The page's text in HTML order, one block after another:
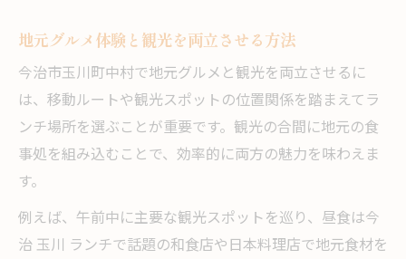
地元グルメ体験と観光を両立させる方法
今治市玉川町中村で地元グルメと観光を両立させるに
は、移動ルートや観光スポットの位置関係を踏まえてラ
ンチ場所を選ぶことが重要です。観光の合間に地元の食
事処を組み込むことで、効率的に両方の魅力を味わえま
す。
例えば、午前中に主要な観光スポットを巡り、昼食は今
治 玉川 ランチで話題の和食店や日本料理店で地元食材を